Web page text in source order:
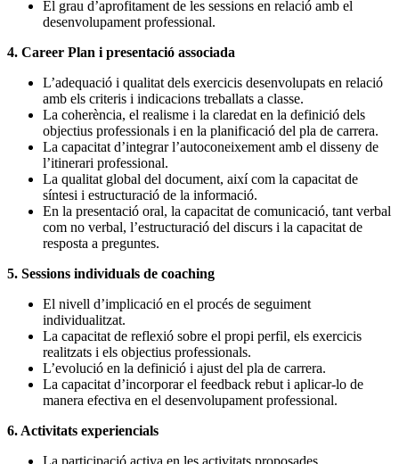
El grau d’aprofitament de les sessions en relació amb el
desenvolupament professional.
4. Career Plan i presentació associada
L’adequació i qualitat dels exercicis desenvolupats en relació
amb els criteris i indicacions treballats a classe.
La coherència, el realisme i la claredat en la definició dels
objectius professionals i en la planificació del pla de carrera.
La capacitat d’integrar l’autoconeixement amb el disseny de
l’itinerari professional.
La qualitat global del document, així com la capacitat de
síntesi i estructuració de la informació.
En la presentació oral, la capacitat de comunicació, tant verbal
com no verbal, l’estructuració del discurs i la capacitat de
resposta a preguntes.
5. Sessions individuals de coaching
El nivell d’implicació en el procés de seguiment
individualitzat.
La capacitat de reflexió sobre el propi perfil, els exercicis
realitzats i els objectius professionals.
L’evolució en la definició i ajust del pla de carrera.
La capacitat d’incorporar el feedback rebut i aplicar-lo de
manera efectiva en el desenvolupament professional.
6. Activitats experiencials
La participació activa en les activitats proposades.